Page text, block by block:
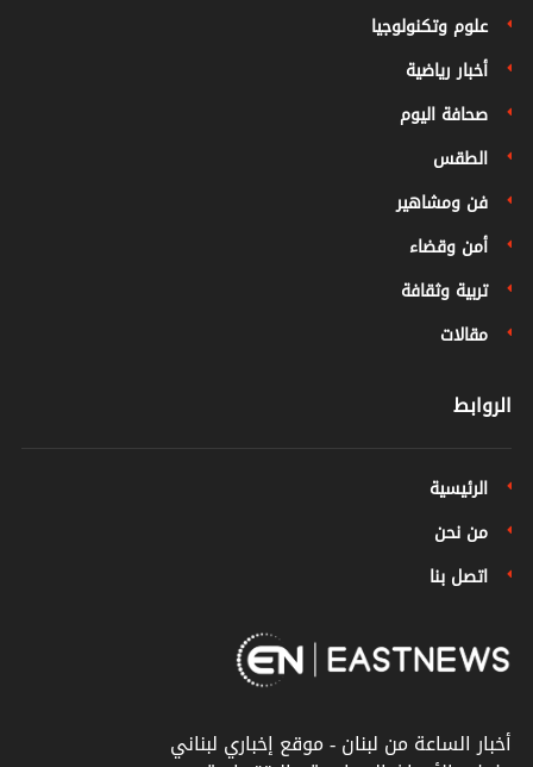
علوم وتكنولوجيا
أخبار رياضية
صحافة اليوم
الطقس
فن ومشاهير
أمن وقضاء
تربية وثقافة
مقالات
الروابط
الرئيسية
من نحن
اتصل بنا
أخبار الساعة من لبنان - موقع إخباري لبناني